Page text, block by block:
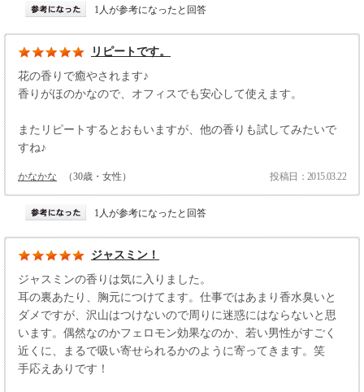
1人が参考になったと回答
リピートです。
花の香りで癒やされます♪
香りがほのかなので、オフィスでも安心して使えます。
またリピートするとおもいますが、他の香りも試してみたいで
すね♪
かなかな （30歳・女性） 投稿日：2015.03.22
1人が参考になったと回答
ジャスミン！
ジャスミンの香りは気に入りました。
耳の裏あたり、胸元につけてます。仕事ではあまり香水臭いと
ダメですが、沢山はつけないので周りに迷惑にはならないと思
います。偶然なのかフェロモン効果なのか、若い男性がすごく
近くに、まるで吸い寄せられるかのように寄ってきます。笑
手応えありです！